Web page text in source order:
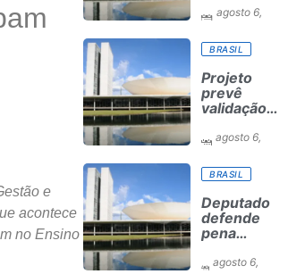
e
acontece
no Ensino
digital e
comunidades
para
reurbanização
de favelas
agosto 6,
BRASIL
Projeto
prevê
validação
do Cadastro
Rural para
pequenas
propriedades
agosto 6,
BRASIL
Deputado
defende
pena
maus-
agosto 6,